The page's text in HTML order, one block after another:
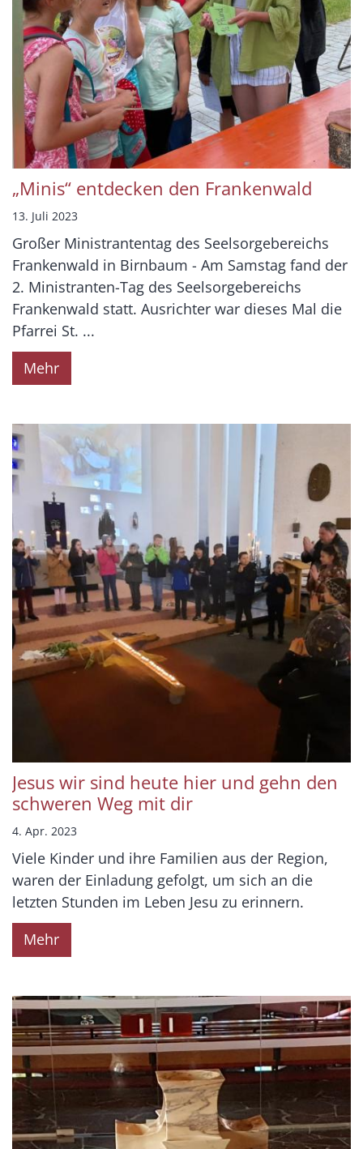
„Minis“ entdecken den Frankenwald
13. Juli 2023
Großer Ministrantentag des Seelsorgebereichs
Frankenwald in Birnbaum - Am Samstag fand der
2. Ministranten-Tag des Seelsorgebereichs
Frankenwald statt. Ausrichter war dieses Mal die
Pfarrei St. ...
Mehr
Jesus wir sind heute hier und gehn den
schweren Weg mit dir
4. Apr. 2023
Viele Kinder und ihre Familien aus der Region,
waren der Einladung gefolgt, um sich an die
letzten Stunden im Leben Jesu zu erinnern.
Mehr